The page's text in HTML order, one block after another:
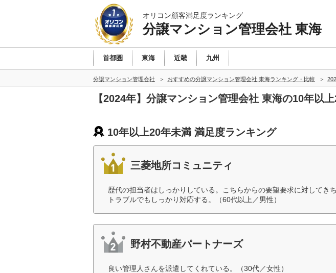
オリコン顧客満足度ランキング
分譲マンション管理会社 東海
首都圏 東海 近畿 九州
分譲マンション管理会社 おすすめの分譲マンション管理会社 東海ランキング・比較
【2024年】分譲マンション管理会社 東海の10年以
10年以上20年未満 満足度ランキング
三菱地所コミュニティ
歴代の担当者はしっかりしている。こちらからの要望要求に対してき
トラブルでもしっかり対応する。（60代以上／男性）
野村不動産パートナーズ
良い管理人さんを派遣してくれている。（30代／女性）